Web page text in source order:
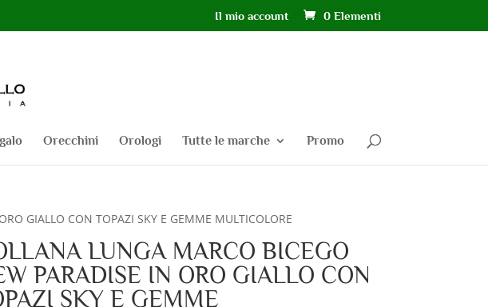
Il mio account 0 Elementi
Orecchini Orologi Tutte le marche Promo
GIALLO CON TOPAZI SKY E GEMME MULTICOLORE
LUNGA MARCO BICEGO
PARADISE IN ORO GIALLO CON
SKY E GEMME